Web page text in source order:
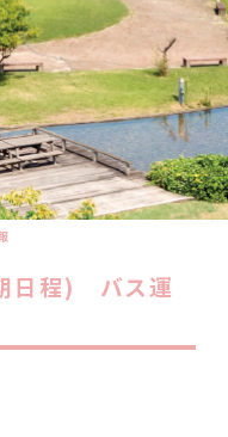
日程) バス運